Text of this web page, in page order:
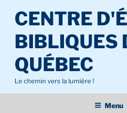
contenu
principal
CENTRE
BIBLIQUES
QUÉBEC
Le chemin vers la lumière !
Menu